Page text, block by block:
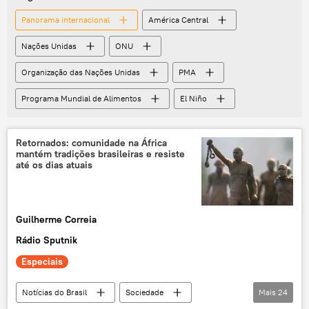
terroristas
jihadismo
mídia ocidental
insurgência
podcast
exclusiva
Al-Shabaab
Panorama internacional América Central
Nações Unidas ONU
Organização das Nações Unidas PMA
Programa Mundial de Alimentos El Niño
Retornados: comunidade na África
mantém tradições brasileiras e resiste
até os dias atuais
Guilherme Correia
Rádio Sputnik
Especiais
Notícias do Brasil
Sociedade
Mais 24